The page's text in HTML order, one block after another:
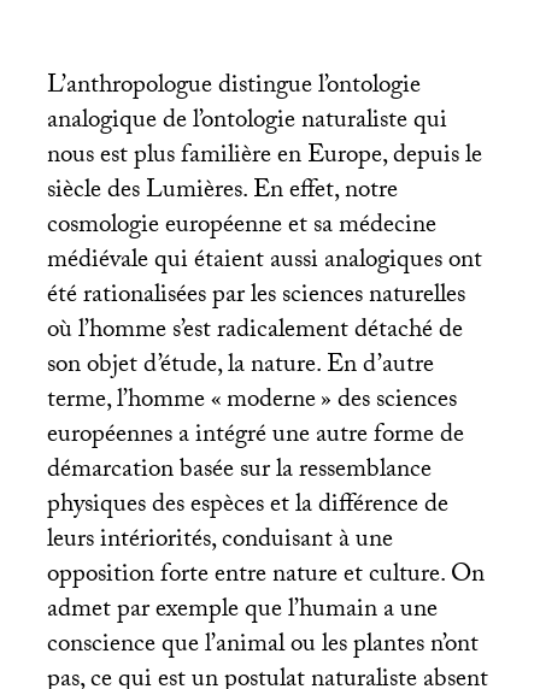
L’anthropologue distingue l’ontologie
analogique de l’ontologie naturaliste qui
nous est plus familière en Europe, depuis le
siècle des Lumières. En effet, notre
cosmologie européenne et sa médecine
médiévale qui étaient aussi analogiques ont
été rationalisées par les sciences naturelles
où l’homme s’est radicalement détaché de
son objet d’étude, la nature. En d’autre
terme, l’homme «moderne» des sciences
européennes a intégré une autre forme de
démarcation basée sur la ressemblance
physiques des espèces et la différence de
leurs intériorités, conduisant à une
opposition forte entre nature et culture. On
admet par exemple que l’humain a une
conscience que l’animal ou les plantes n’ont